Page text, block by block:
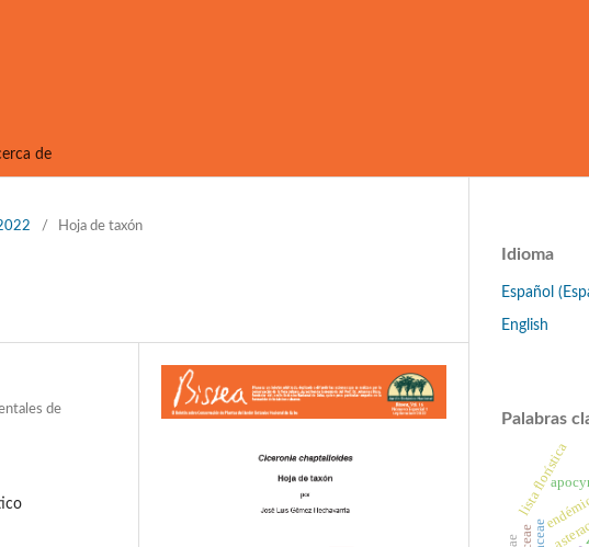
de
/ Hoja de taxón
de
Idioma
Español
English
Palabras
lista florística